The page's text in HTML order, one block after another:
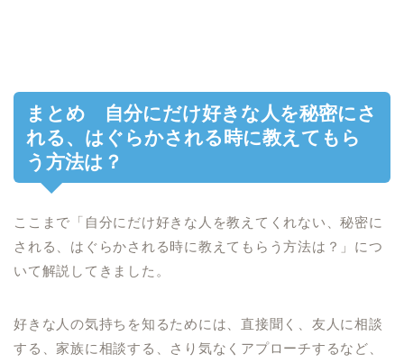
まとめ 自分にだけ好きな人を秘密にさ
れる、はぐらかされる時に教えてもら
う方法は？
ここまで「自分にだけ好きな人を教えてくれない、秘密に
される、はぐらかされる時に教えてもらう方法は？」につ
いて解説してきました。
好きな人の気持ちを知るためには、直接聞く、友人に相談
する、家族に相談する、さり気なくアプローチするなど、